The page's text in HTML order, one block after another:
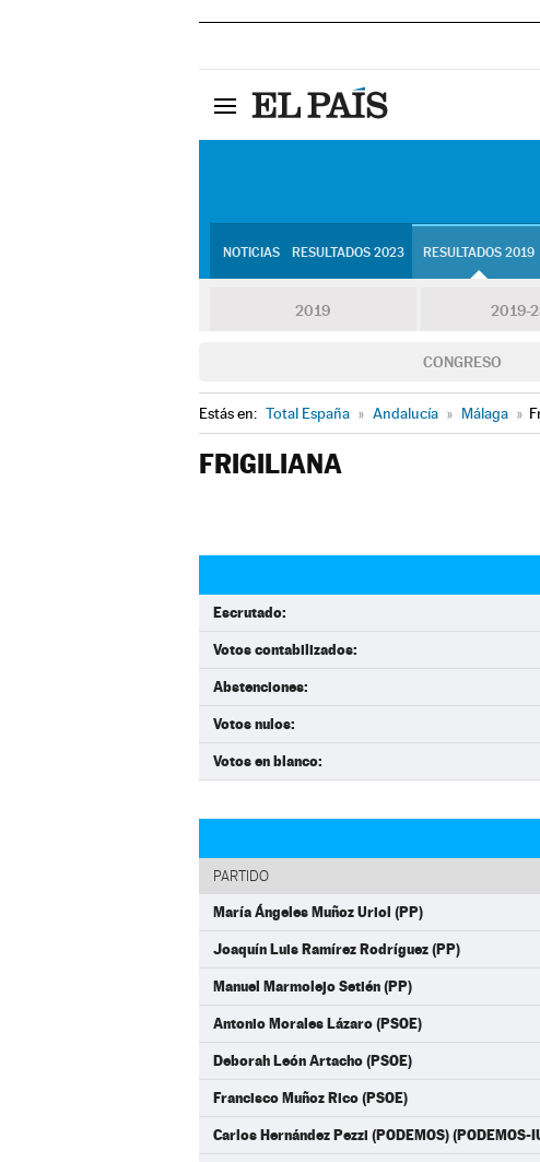
NOTICIAS RESULTADOS 2023 RESULTADOS 2019
2019 2019-
CONGRESO
Estás en: Total España » Andalucía » Málaga »
FRIGILIANA
Escrutado:
Votos contabilizados:
Abstenciones:
Votos nulos:
Votos en blanco:
PARTIDO
María Ángeles Muñoz Uriol (PP)
Joaquín Luis Ramírez Rodríguez (PP)
Manuel Marmolejo Setién (PP)
Antonio Morales Lázaro (PSOE)
Deborah León Artacho (PSOE)
Francisco Muñoz Rico (PSOE)
Carlos Hernández Pezzi (PODEMOS) (PODEMOS-